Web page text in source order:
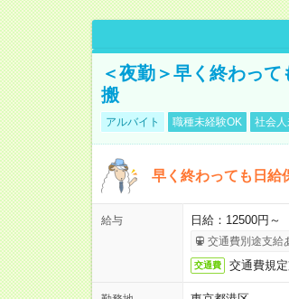
＜夜勤＞早く終わっ
搬
アルバイト 職種未経験OK 社会
早く終わっても日給
給与 日給：12500円
交通費別途支給
交通費 交通費規